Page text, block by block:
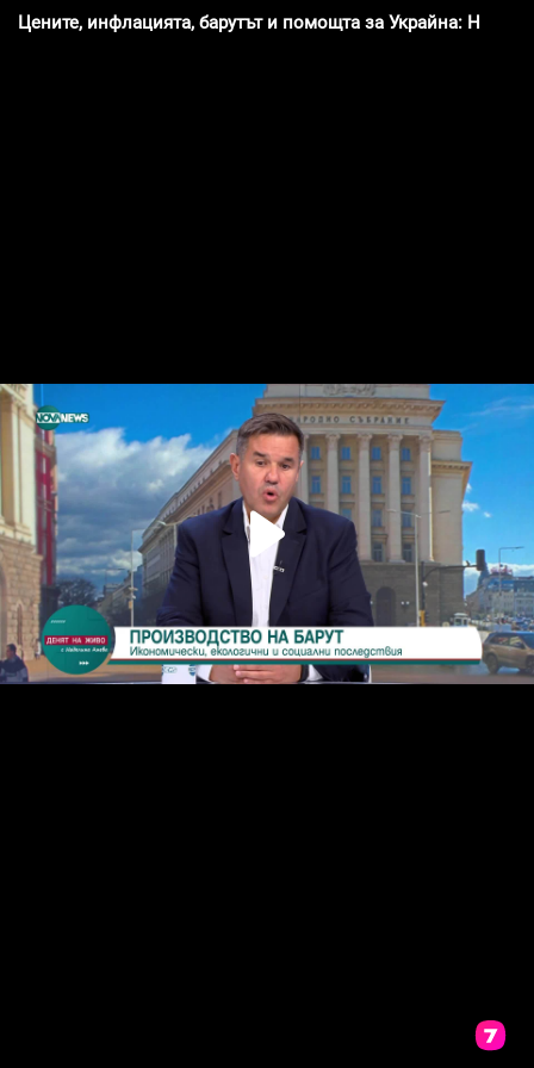
Цените, инфлацията, барутът и помощта за Украйна: